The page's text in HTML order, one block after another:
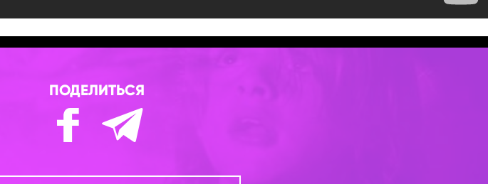
ПОДЕЛИТЬСЯ